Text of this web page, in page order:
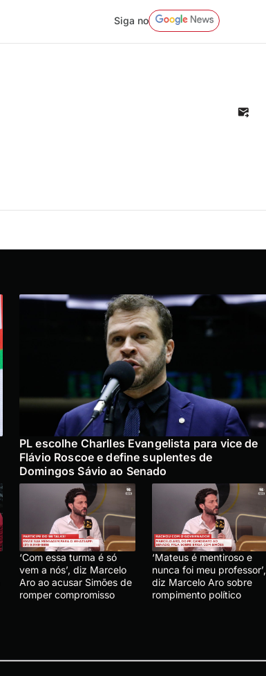
Siga no
PL escolhe Charlles Evangelista para vice de
Flávio Roscoe e define suplentes de
Domingos Sávio ao Senado
‘Com essa turma é só
vem a nós’, diz Marcelo
Aro ao acusar Simões de
romper compromisso
‘Mateus é mentiroso e
nunca foi meu professor’,
diz Marcelo Aro sobre
rompimento político